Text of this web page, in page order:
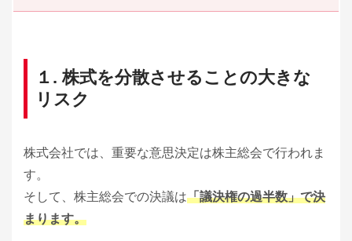
１. 株式を分散させることの大きな
リスク
株式会社では、重要な意思決定は株主総会で行われま
す。
そして、株主総会での決議は「議決権の過半数」で決
まります。